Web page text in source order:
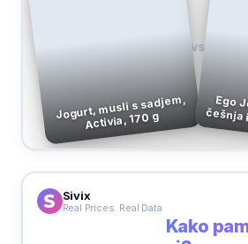
Jogurt, musli s sadjem,
Activia, 170 g
VS
Ego
češnja
Sivix
Real Prices. Real Data
Kako